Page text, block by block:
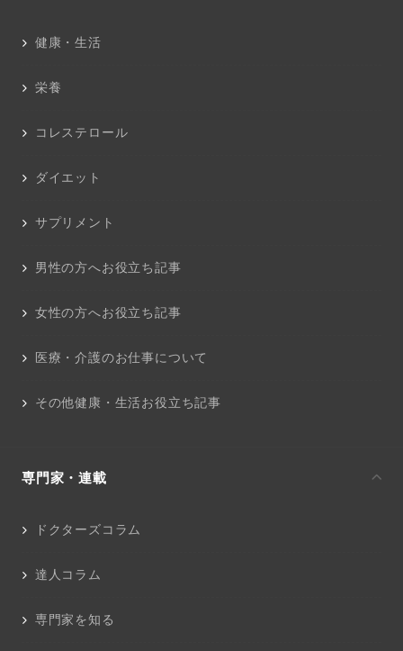
健康・生活
栄養
コレステロール
ダイエット
サプリメント
男性の方へお役立ち記事
女性の方へお役立ち記事
医療・介護のお仕事について
その他健康・生活お役立ち記事
専門家・連載
ドクターズコラム
達人コラム
専門家を知る